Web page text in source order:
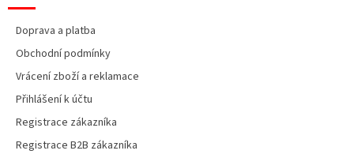
Doprava a platba
Obchodní podmínky
Vrácení zboží a reklamace
Přihlášení k účtu
Registrace zákazníka
Registrace B2B zákazníka